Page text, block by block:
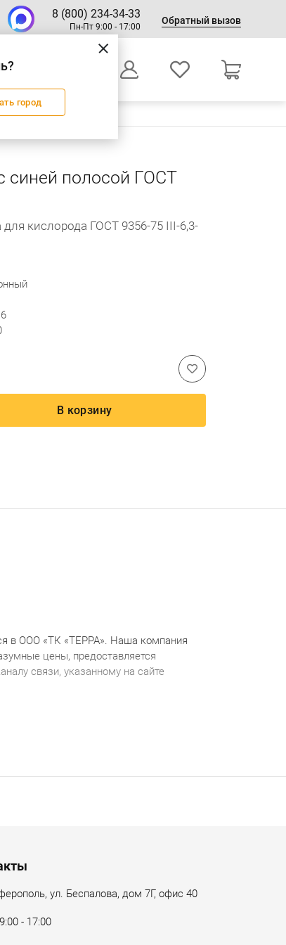
город
8 (800) 234-34-33
Пн-Пт 9:00 - 17:00
Обратный вызов
Оформление заказа
синей полосой ГОСТ
кислорода ГОСТ 9356-75 III-6,3-
В корзину
в ООО «ТК «ТЕРРА». Наша компания
цены, предоставляется
связи, указанному на сайте
ул. Беспалова, дом 7Г, офис 40
- 17:00